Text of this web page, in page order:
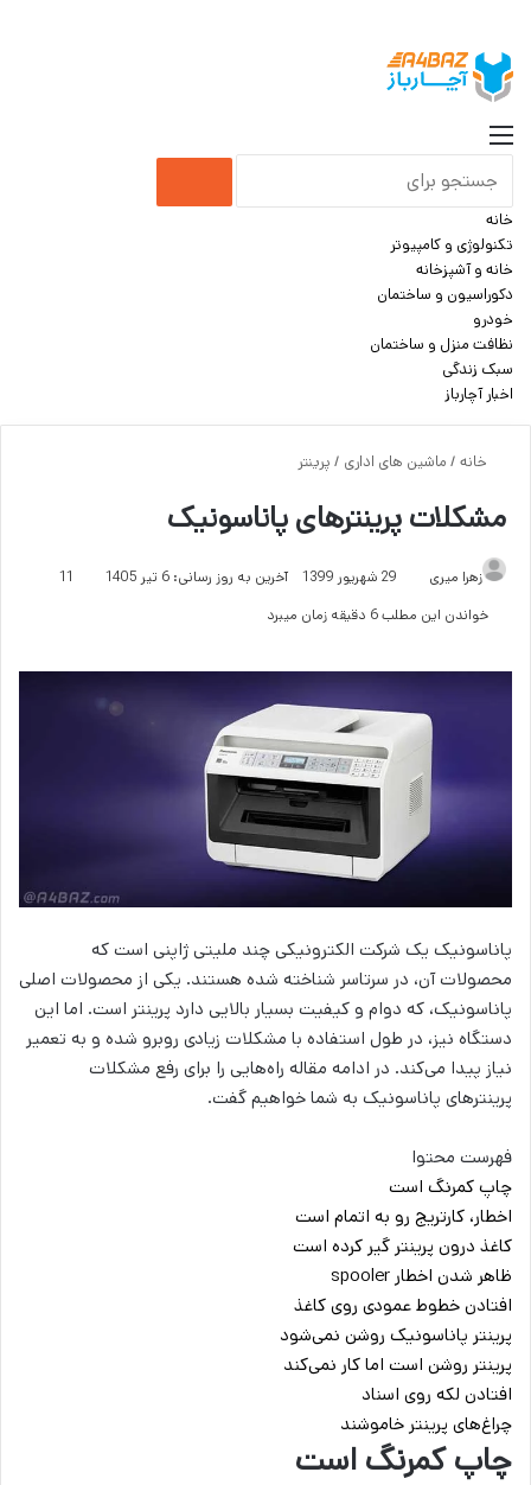
منو
جستجو
خانه
تکنولوژی و کامپیوتر
خانه و آشپزخانه
دکوراسیون و ساختمان
خودرو
نظافت منزل و ساختمان
سبک زندگی
اخبار آچارباز
خانه / ماشین های اداری / پرینتر
مشکلات پرینترهای پاناسونیک
زهرا میری 29 شهریور 1399 آخرین به روز رسانی: 6 تیر 1405
11
خواندن این مطلب 6 دقیقه زمان میبرد
پاناسونیک یک شرکت الکترونیکی چند ملیتی ژاپنی است که
محصولات آن، در سرتاسر شناخته شده هستند. یکی از محصولات اصلی
پاناسونیک، که دوام و کیفیت بسیار بالایی دارد پرینتر است. اما این
دستگاه نیز، در طول استفاده با مشکلات زیادی روبرو شده و به تعمیر
نیاز پیدا می‌کند. در ادامه مقاله راه‌هایی را برای رفع مشکلات
پرینترهای پاناسونیک به شما خواهیم گفت.
فهرست محتوا
چاپ کمرنگ است
اخطار، کارتریج رو به اتمام است
کاغذ درون پرینتر گیر کرده است
ظاهر شدن اخطار spooler
افتادن خطوط عمودی روی کاغذ
پرینتر پاناسونیک روشن نمی‌شود
پرینتر روشن است اما کار نمی‌کند
افتادن لکه روی اسناد
چراغ‌های پرینتر خاموشند
چاپ کمرنگ است